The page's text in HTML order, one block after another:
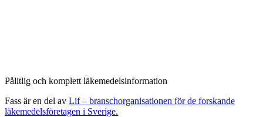
Pålitlig och komplett läkemedelsinformation
Fass är en del av Lif – branschorganisationen för de forskande
läkemedelsföretagen i Sverige.